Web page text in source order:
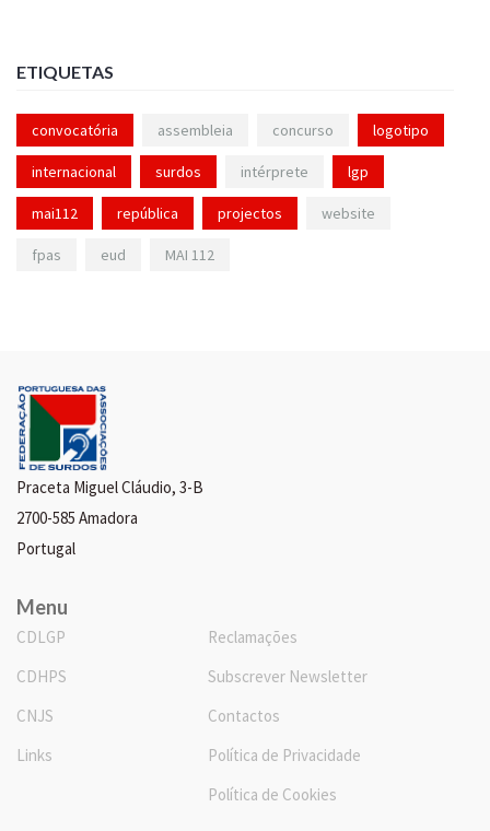
ETIQUETAS
convocatória assembleia concurso logotipo
internacional surdos intérprete lgp
mai112 república projectos website
fpas eud MAI 112
Praceta Miguel Cláudio, 3-B
2700-585 Amadora
Portugal
Menu
CDLGP
CDHPS
CNJS
Links
Reclamações
Subscrever Newsletter
Contactos
Política de Privacidade
Política de Cookies